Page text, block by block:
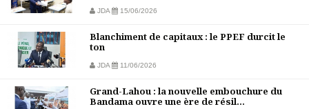
JDA 15/06/2026
Blanchiment de capitaux : le PPEF durcit le
ton
JDA 11/06/2026
Grand-Lahou : la nouvelle embouchure du
Bandama ouvre une ère de résil...